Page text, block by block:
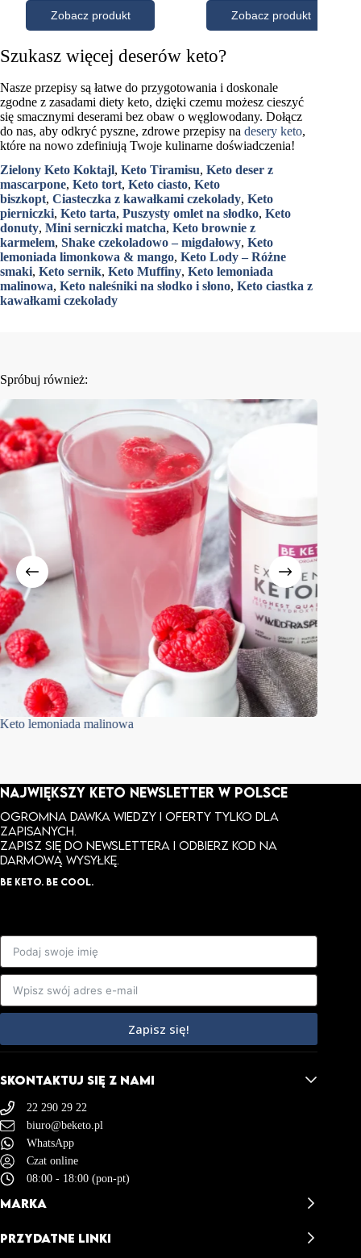
Szukasz więcej deserów keto?
Nasze przepisy są łatwe do przygotowania i doskonale
zgodne z zasadami diety keto, dzięki czemu możesz cieszyć
się smacznymi deserami bez obaw o węglowodany. Dołącz
do nas, aby odkryć pyszne, zdrowe przepisy na desery keto,
które na nowo zdefiniują Twoje kulinarne doświadczenia!
Zielony Keto Koktajl, Keto Tiramisu, Keto deser z
mascarpone, Keto tort, Keto ciasto, Keto
biszkopt, Ciasteczka z kawałkami czekolady, Keto
pierniczki, Keto tarta, Puszysty omlet na słodko, Keto
donuty, Mini serniczki matcha, Keto brownie z
karmelem, Shake czekoladowo – migdałowy, Keto
lemoniada limonkowa & mango, Keto Lody – Różne
smaki, Keto sernik, Keto Muffiny, Keto lemoniada
malinowa, Keto naleśniki na słodko i słono, Keto ciastka z
kawałkami czekolady
Spróbuj również:
Keto lemoniada malinowa
NAJWIĘKSZY KETO NEWSLETTER W POLSCE
Ogromna dawka wiedzy i oferty tylko dla
zapisanych.
ZAPISZ SIĘ DO NEWSLETTERA I ODBIERZ KOD NA
DARMOWĄ WYSYŁKĘ.
BE KETO. BE COOL.
Zapisz się!
SKONTAKTUJ SIĘ Z NAMI
22 290 29 22
biuro@beketo.pl
WhatsApp
Czat online
08:00 - 18:00 (pon-pt)
MARKA
BeKeto Story
PRZYDATNE LINKI